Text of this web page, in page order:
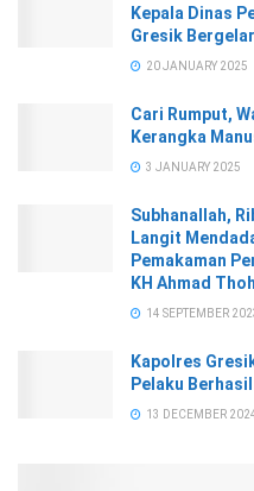
Kepala Dinas
Gresik
20 JANUARY 2025
Cari Rumput,
Kerangka
3 JANUARY 2025
Subhanallah,
Langit
Pemakaman
KH Ahmad
14 SEPTEMBER
Kapolres
Pelaku
13 DECEMBER